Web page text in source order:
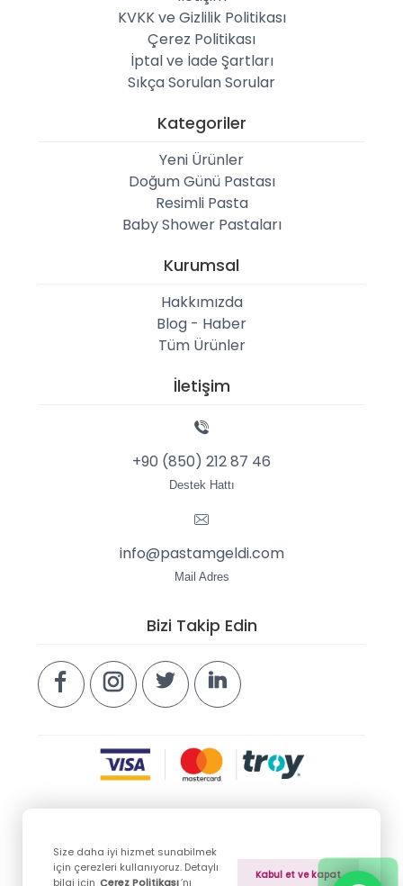
KVKK ve Gizlilik Politikası
Çerez Politikası
İptal ve İade Şartları
Sıkça Sorulan Sorular
Kategoriler
Yeni Ürünler
Doğum Günü Pastası
Resimli Pasta
Baby Shower Pastaları
Kurumsal
Hakkımızda
Blog - Haber
Tüm Ürünler
İletişim
+90 (850) 212 87 46
Destek Hattı
info@pastamgeldi.com
Mail Adres
Bizi Takip Edin
Copyright © 2026 pastamgeldi.com. Tüm hakları
saklıdır.
Size daha iyi hizmet sunabilmek
için çerezleri kullanıyoruz. Detaylı
bilgi için Çerez Politikası’nı
Kabul et ve kapat